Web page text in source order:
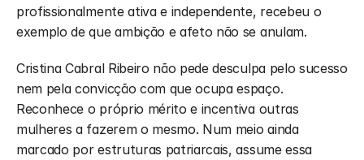
profissionalmente ativa e independente, recebeu o
exemplo de que ambição e afeto não se anulam.
Cristina Cabral Ribeiro não pede desculpa pelo sucesso
nem pela convicção com que ocupa espaço.
Reconhece o próprio mérito e incentiva outras
mulheres a fazerem o mesmo. Num meio ainda
marcado por estruturas patriarcais, assume essa